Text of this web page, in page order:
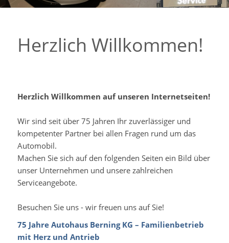
Herzlich Willkommen!
Herzlich Willkommen auf unseren Internetseiten!
Wir sind seit über 75 Jahren Ihr zuverlässiger und
kompetenter Partner bei allen Fragen rund um das
Automobil.
Machen Sie sich auf den folgenden Seiten ein Bild über
unser Unternehmen und unsere zahlreichen
Serviceangebote.
Besuchen Sie uns - wir freuen uns auf Sie!
75 Jahre Autohaus Berning KG – Familienbetrieb
mit Herz und Antrieb